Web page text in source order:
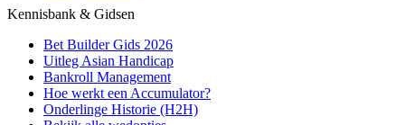
Kennisbank & Gidsen
Bet Builder Gids 2026
Uitleg Asian Handicap
Bankroll Management
Hoe werkt een Accumulator?
Onderlinge Historie (H2H)